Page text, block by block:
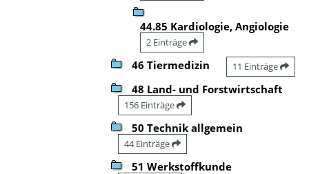
44.85 Kardiologie, Angiologie
2 Einträge
46 Tiermedizin 11 Einträge
48 Land- und Forstwirtschaft
156 Einträge
50 Technik allgemein
44 Einträge
51 Werkstoffkunde